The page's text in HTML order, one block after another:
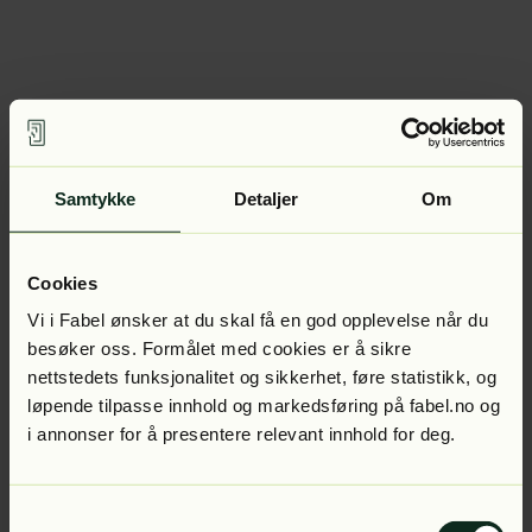
Samtykke Detaljer Om
Cookies
Vi i Fabel ønsker at du skal få en god opplevelse når du
besøker oss. Formålet med cookies er å sikre
nettstedets funksjonalitet og sikkerhet, føre statistikk, og
løpende tilpasse innhold og markedsføring på fabel.no og
i annonser for å presentere relevant innhold for deg.